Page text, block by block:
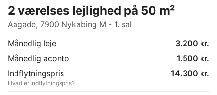
2 værelses lejlighed på 50 m²
Aagade, 7900 Nykøbing M - 1. sal
Månedlig leje
3.200 kr.
Månedlig aconto
1.500 kr.
Indflytningspris
14.300 kr.
Hvad er indflytningspris?